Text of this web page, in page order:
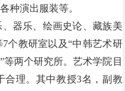
种演出服装等。
器乐、绘画史论、藏族美
7个教研室以及“中韩艺术研
等两个研究所。艺术学院目
合理。其中教授3名，副教